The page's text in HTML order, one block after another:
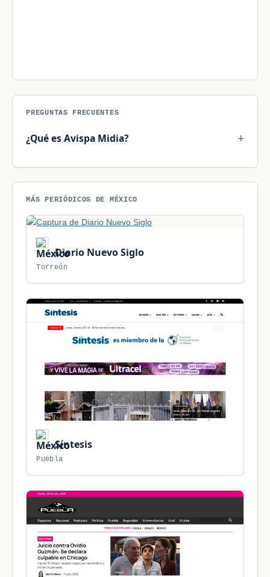
PREGUNTAS FRECUENTES
¿Qué es Avispa Midia?
MÁS PERIÓDICOS DE MÉXICO
Diario Nuevo Siglo
Torreón
Síntesis
Puebla